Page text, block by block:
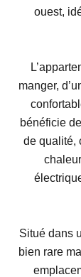
ouest,
manger,
bénéficie
de qualité,
Situé dans
bien rare